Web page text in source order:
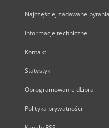
Najczęściej zadawane pytania
Informacje techniczne
Kontakt
Statystyki
Oprogramowanie dLibra
Polityka prywatności